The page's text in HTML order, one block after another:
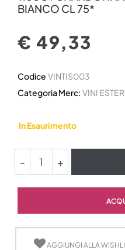
BIANCO CL 75*
€ 49,33
Codice VINTIS003
Categoria Merc: VINI
In Esaurimento
AGGIUNGI ALLA